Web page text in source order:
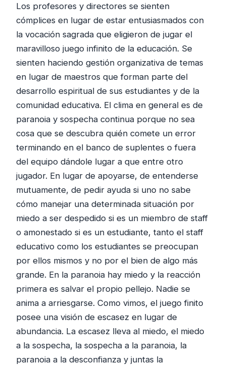
Los profesores y directores se sienten
cómplices en lugar de estar entusiasmados con
la vocación sagrada que eligieron de jugar el
maravilloso juego infinito de la educación. Se
sienten haciendo gestión organizativa de temas
en lugar de maestros que forman parte del
desarrollo espiritual de sus estudiantes y de la
comunidad educativa. El clima en general es de
paranoia y sospecha continua porque no sea
cosa que se descubra quién comete un error
terminando en el banco de suplentes o fuera
del equipo dándole lugar a que entre otro
jugador. En lugar de apoyarse, de entenderse
mutuamente, de pedir ayuda si uno no sabe
cómo manejar una determinada situación por
miedo a ser despedido si es un miembro de staff
o amonestado si es un estudiante, tanto el staff
educativo como los estudiantes se preocupan
por ellos mismos y no por el bien de algo más
grande. En la paranoia hay miedo y la reacción
primera es salvar el propio pellejo. Nadie se
anima a arriesgarse. Como vimos, el juego finito
posee una visión de escasez en lugar de
abundancia. La escasez lleva al miedo, el miedo
a la sospecha, la sospecha a la paranoia, la
paranoia a la desconfianza y juntas la